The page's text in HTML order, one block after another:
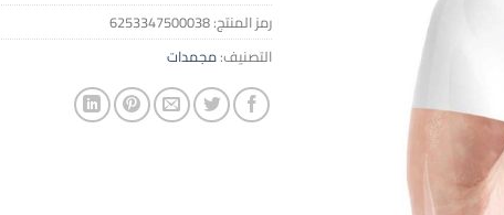
رمز المنتج:6253347500038
التصنيف:مجمدات